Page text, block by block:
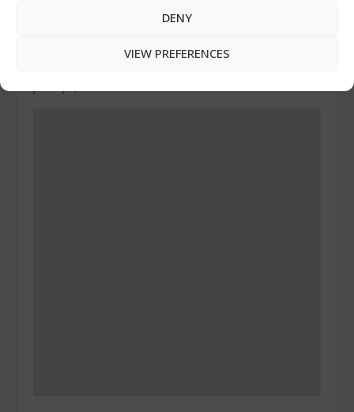
DENY
VIEW PREFERENCES
PERSONA: CORRIE TEN BOOM